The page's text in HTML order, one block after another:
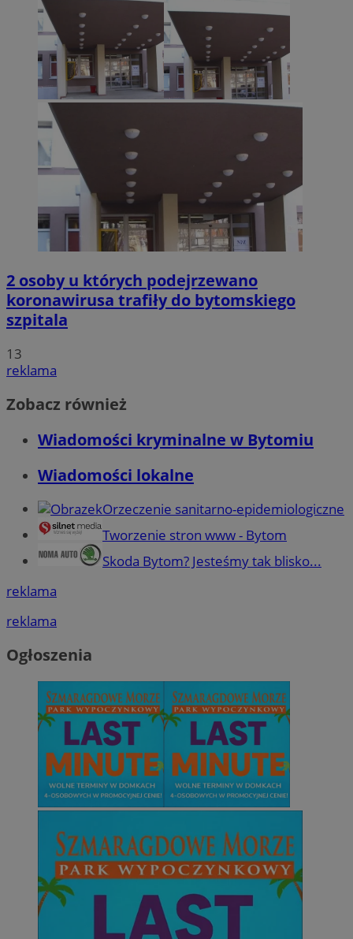
2 osoby u których podejrzewano
koronawirusa trafiły do bytomskiego
szpitala
13
reklama
Zobacz również
Wiadomości kryminalne w Bytomiu
Wiadomości lokalne
Orzeczenie sanitarno-epidemiologiczne
Tworzenie stron www - Bytom
Skoda Bytom? Jesteśmy tak blisko...
reklama
reklama
Ogłoszenia